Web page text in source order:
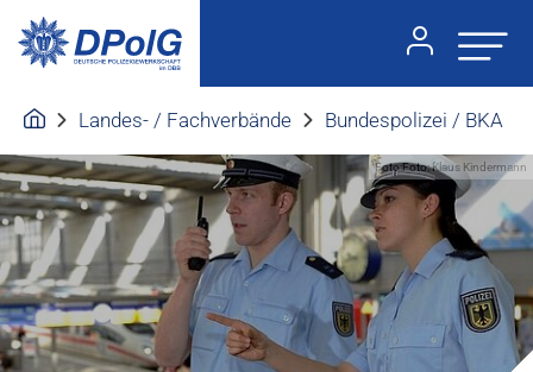
Landes- / Fachverbände Bundespolizei / BKA
Foto:Foto: Klaus Kindermann